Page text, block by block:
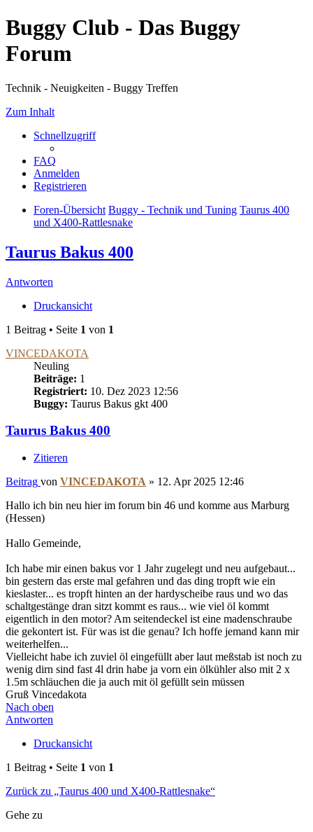
Buggy Club - Das Buggy
Forum
Technik - Neuigkeiten - Buggy Treffen
Zum Inhalt
Schnellzugriff
FAQ
Anmelden
Registrieren
Foren-Übersicht Buggy - Technik und Tuning Taurus 400
und X400-Rattlesnake
Taurus Bakus 400
Antworten
Druckansicht
1 Beitrag • Seite 1 von 1
VINCEDAKOTA
Neuling
Beiträge: 1
Registriert: 10. Dez 2023 12:56
Buggy: Taurus Bakus gkt 400
Taurus Bakus 400
Zitieren
Beitrag von VINCEDAKOTA » 12. Apr 2025 12:46
Hallo ich bin neu hier im forum bin 46 und komme aus Marburg
(Hessen)
Hallo Gemeinde,
Ich habe mir einen bakus vor 1 Jahr zugelegt und neu aufgebaut...
bin gestern das erste mal gefahren und das ding tropft wie ein
kieslaster... es tropft hinten an der hardyscheibe raus und wo das
schaltgestänge dran sitzt kommt es raus... wie viel öl kommt
eigentlich in den motor? Am seitendeckel ist eine madenschraube
die gekontert ist. Für was ist die genau? Ich hoffe jemand kann mir
weiterhelfen...
Vielleicht habe ich zuviel öl eingefüllt aber laut meßstab ist noch zu
wenig dirn sind fast 4l drin habe ja vorn ein ölkühler also mit 2 x
1.5m schläuchen die ja auch mit öl gefüllt sein müssen
Gruß Vincedakota
Nach oben
Antworten
Druckansicht
1 Beitrag • Seite 1 von 1
Zurück zu „Taurus 400 und X400-Rattlesnake“
Gehe zu